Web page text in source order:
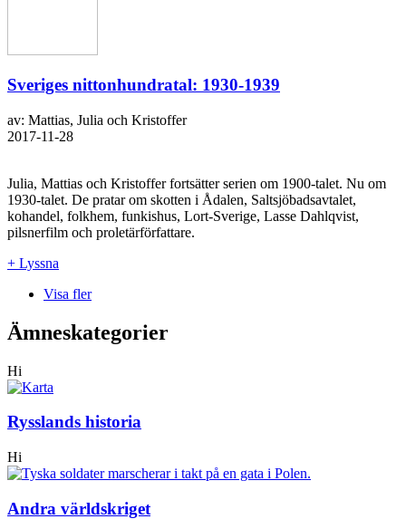
Sveriges nittonhundratal: 1930-1939
av: Mattias, Julia och Kristoffer
2017-11-28
Julia, Mattias och Kristoffer fortsätter serien om 1900-talet. Nu om
1930-talet. De pratar om skotten i Ådalen, Saltsjöbadsavtalet,
kohandel, folkhem, funkishus, Lort-Sverige, Lasse Dahlqvist,
pilsnerfilm och proletärförfattare.
+ Lyssna
Visa fler
Ämneskategorier
Hi
Rysslands historia
Hi
Andra världskriget